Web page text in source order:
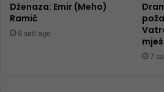
Dženaza: Emir (Meho)
Ramić
6 sati ago
7